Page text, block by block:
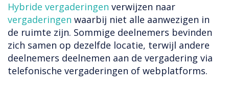
Hybride vergaderingen verwijzen naar
vergaderingen waarbij niet alle aanwezigen in
de ruimte zijn. Sommige deelnemers bevinden
zich samen op dezelfde locatie, terwijl andere
deelnemers deelnemen aan de vergadering via
telefonische vergaderingen of webplatforms.